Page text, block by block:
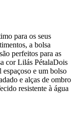
para os seus
a bolsa
perfeitos para as
cor Lilás PétalaDois
e um bolso
e alças de ombro
resistente à água